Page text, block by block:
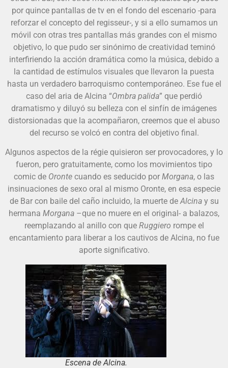
por quince pantallas de tv en el fondo del escenario -para
reforzar el concepto del regisseur-, y si a ello sumamos un
móvil con otras tres pantallas más grandes con el mismo
objetivo, lo que pudo ser sinónimo de creatividad teminó
interfiriendo la acción dramática como la música, debido a
la cantidad de estímulos visuales que llevaron la puesta
hasta un verdadero barroquismo contemporáneo. Ese fue el
caso del aria de Alcina “Ombra palida” que perdió
dramatismo y diluyó su belleza con el sinfín de imágenes
distorsionadas que la acompañaron, creemos que el abuso
del recurso se volcó en contra del objetivo final.
Algunos aspectos de la régie quisieron ser provocadores, y lo
fueron, pero gratuitamente, como los movimientos tipo
comic de Oronte cuando es seducido por Morgana, o las
insinuaciones de sexo oral al mismo Oronte, en esa especie
de Bar con baile del caño incluido, la muerte deAlcinay su
hermana Morgana –que no muere en el original- a balazos,
reemplazando al anillo con que Ruggiero rompe el
encantamiento para liberar a los cautivos de Alcina, no fue
aporte significativo.
Escena de Alcina.